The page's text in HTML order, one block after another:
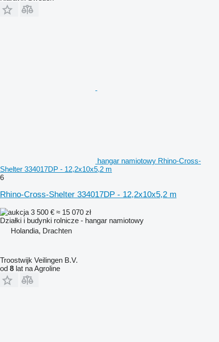
hangar namiotowy Rhino-Cross-
Shelter 334017DP - 12,2x10x5,2 m
6
Rhino-Cross-Shelter 334017DP - 12,2x10x5,2 m
3 500 € ≈ 15 070 zł
Działki i budynki rolnicze - hangar namiotowy
Holandia, Drachten
Troostwijk Veilingen B.V.
od 8 lat na Agroline